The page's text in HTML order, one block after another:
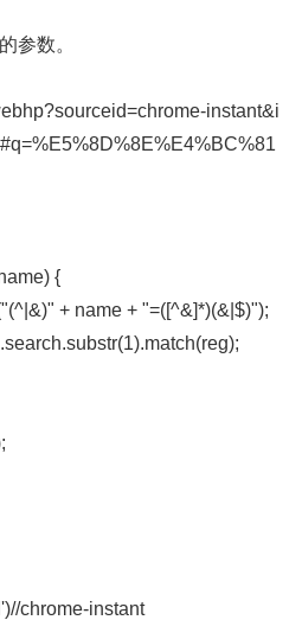
参数。
instant&i
{
+ name + "=([^&]*)(&|$)");
chrome-instant